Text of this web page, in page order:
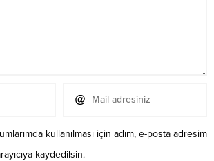
kullanılması için adım, e-posta adresim
kaydedilsin.